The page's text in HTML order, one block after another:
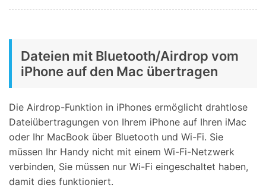
Dateien mit Bluetooth/Airdrop vom
iPhone auf den Mac übertragen
Die Airdrop-Funktion in iPhones ermöglicht drahtlose
Dateiübertragungen von Ihrem iPhone auf Ihren iMac
oder Ihr MacBook über Bluetooth und Wi-Fi. Sie
müssen Ihr Handy nicht mit einem Wi-Fi-Netzwerk
verbinden, Sie müssen nur Wi-Fi eingeschaltet haben,
damit dies funktioniert.